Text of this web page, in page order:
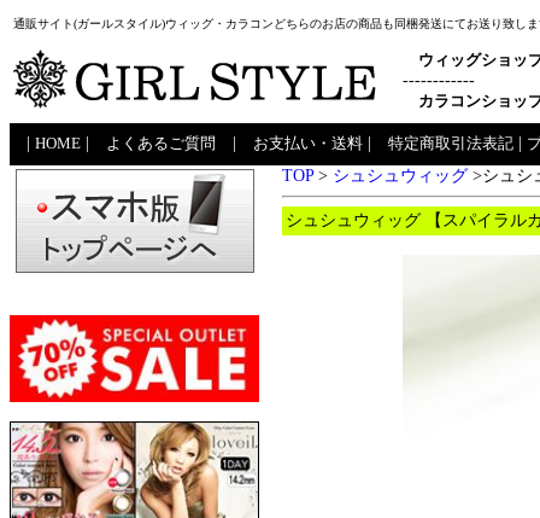
通販サイト(ガールスタイル)ウィッグ・カラコンどちらのお店の商品も同梱発送にてお送り致し
ウィッグショッ
------------
カラコンショッ
HOME よくあるご質問 お支払い・送料 特定商取引法表記
TOP> シュシュウィッグ >シュシ
シュシュウィッグ 【スパイラル